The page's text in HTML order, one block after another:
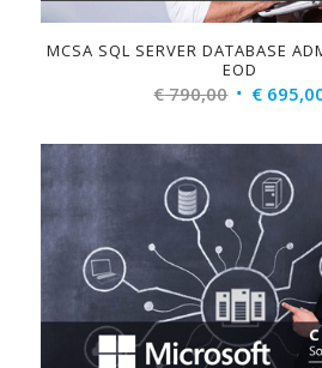
MCSA SQL SERVER DATABASE
EOD
€790,00 Original
was:
€ 790,00.
€